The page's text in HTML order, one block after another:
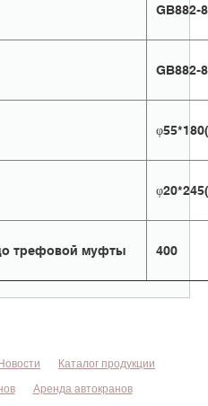
GB882-
GB882-
трефовой муфты 400
Новости
Каталог продукции
Аренда автокранов